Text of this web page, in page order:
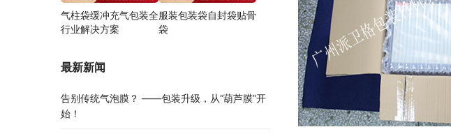
气柱袋缓冲充气包装全
行业解决方案
服装包装袋自封袋贴骨
袋
最新新闻
告别传统气泡膜？ ——包装升级，从“葫芦膜”开
始！